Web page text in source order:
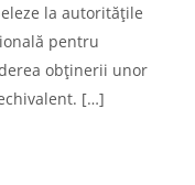
la autoritățile
pentru
obținerii unor
[…]